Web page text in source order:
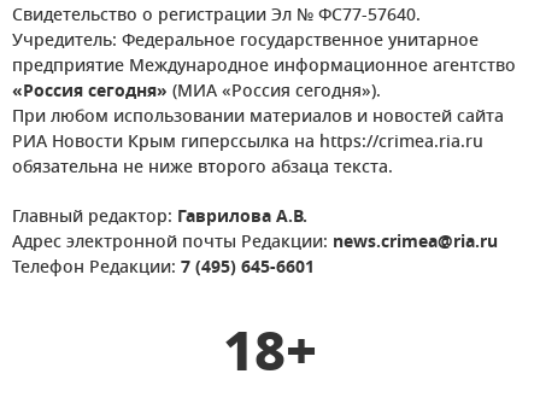
Свидетельство о регистрации Эл № ФС77-57640.
Учредитель: Федеральное государственное унитарное
предприятие Международное информационное агентство
«Россия сегодня» (МИА «Россия сегодня»).
При любом использовании материалов и новостей сайта
РИА Новости Крым гиперссылка на https://crimea.ria.ru
обязательна не ниже второго абзаца текста.
Главный редактор: Гаврилова А.В.
Адрес электронной почты Редакции: news.crimea@ria.ru
Телефон Редакции: 7 (495) 645-6601
18+